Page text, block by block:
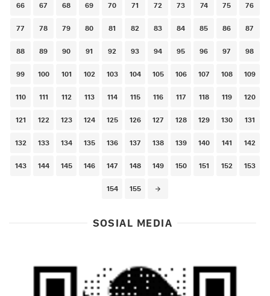
66 67 68 69 70 71 72 73 74 75 76
77 78 79 80 81 82 83 84 85 86 87
88 89 90 91 92 93 94 95 96 97 98
99 100 101 102 103 104 105 106 107 108 109
110 111 112 113 114 115 116 117 118 119 120
121 122 123 124 125 126 127 128 129 130 131
132 133 134 135 136 137 138 139 140 141 142
143 144 145 146 147 148 149 150 151 152 153
154 155
SOSIAL MEDIA